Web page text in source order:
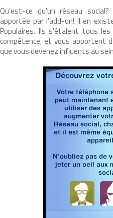
Qu'est-ce qu'un réseau
apportée par l'add-on! Il en
Populaires. Ils s'étalent tous
compétence, et vous apportent
que vous devenez influents au